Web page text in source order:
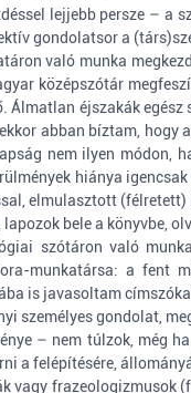
lejjebb persze – a
gondolatsor a
való munka
középszótár
Álmatlan éjszakák egész
abban bíztam, hogy
nem ilyen módon,
hiánya
elmulasztott
lapozok bele a könyvbe,
szótáron való
munkatársa: a fent
is javasoltam
személyes gondolat,
– nem túlzok, még
a felépítésére,
vagy frazeologizmusok